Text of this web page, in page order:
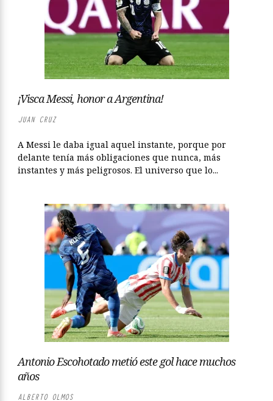
¡Visca Messi, honor a Argentina!
JUAN CRUZ
A Messi le daba igual aquel instante, porque por
delante tenía más obligaciones que nunca, más
instantes y más peligrosos. El universo que lo...
Antonio Escohotado metió este gol hace muchos
años
ALBERTO OLMOS